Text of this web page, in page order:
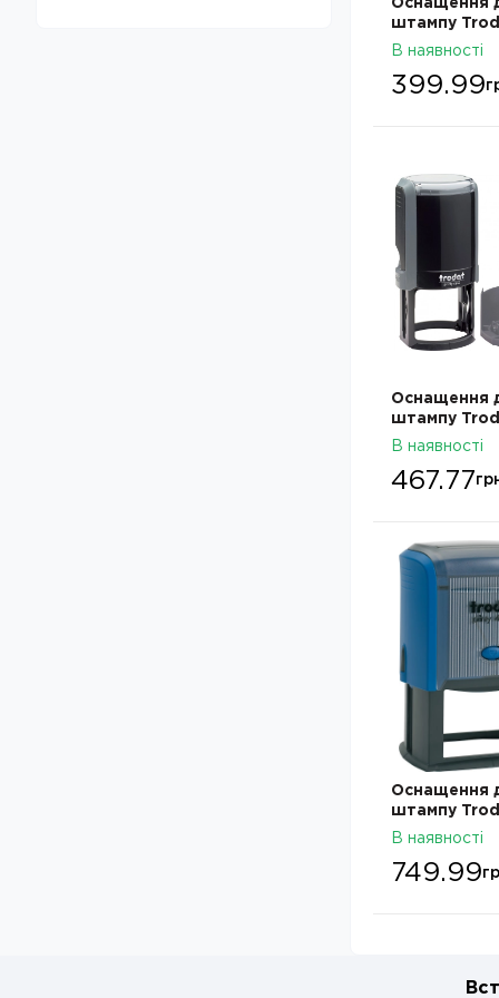
Оснащення
штампу
4911N зі
В наявності
399.99
Оснащення
штампу
Сірий
В наявності
467.77
Оснащення
штампу
4927N
В наявності
749.99